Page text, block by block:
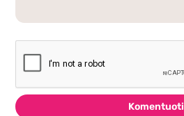
Komentuoti